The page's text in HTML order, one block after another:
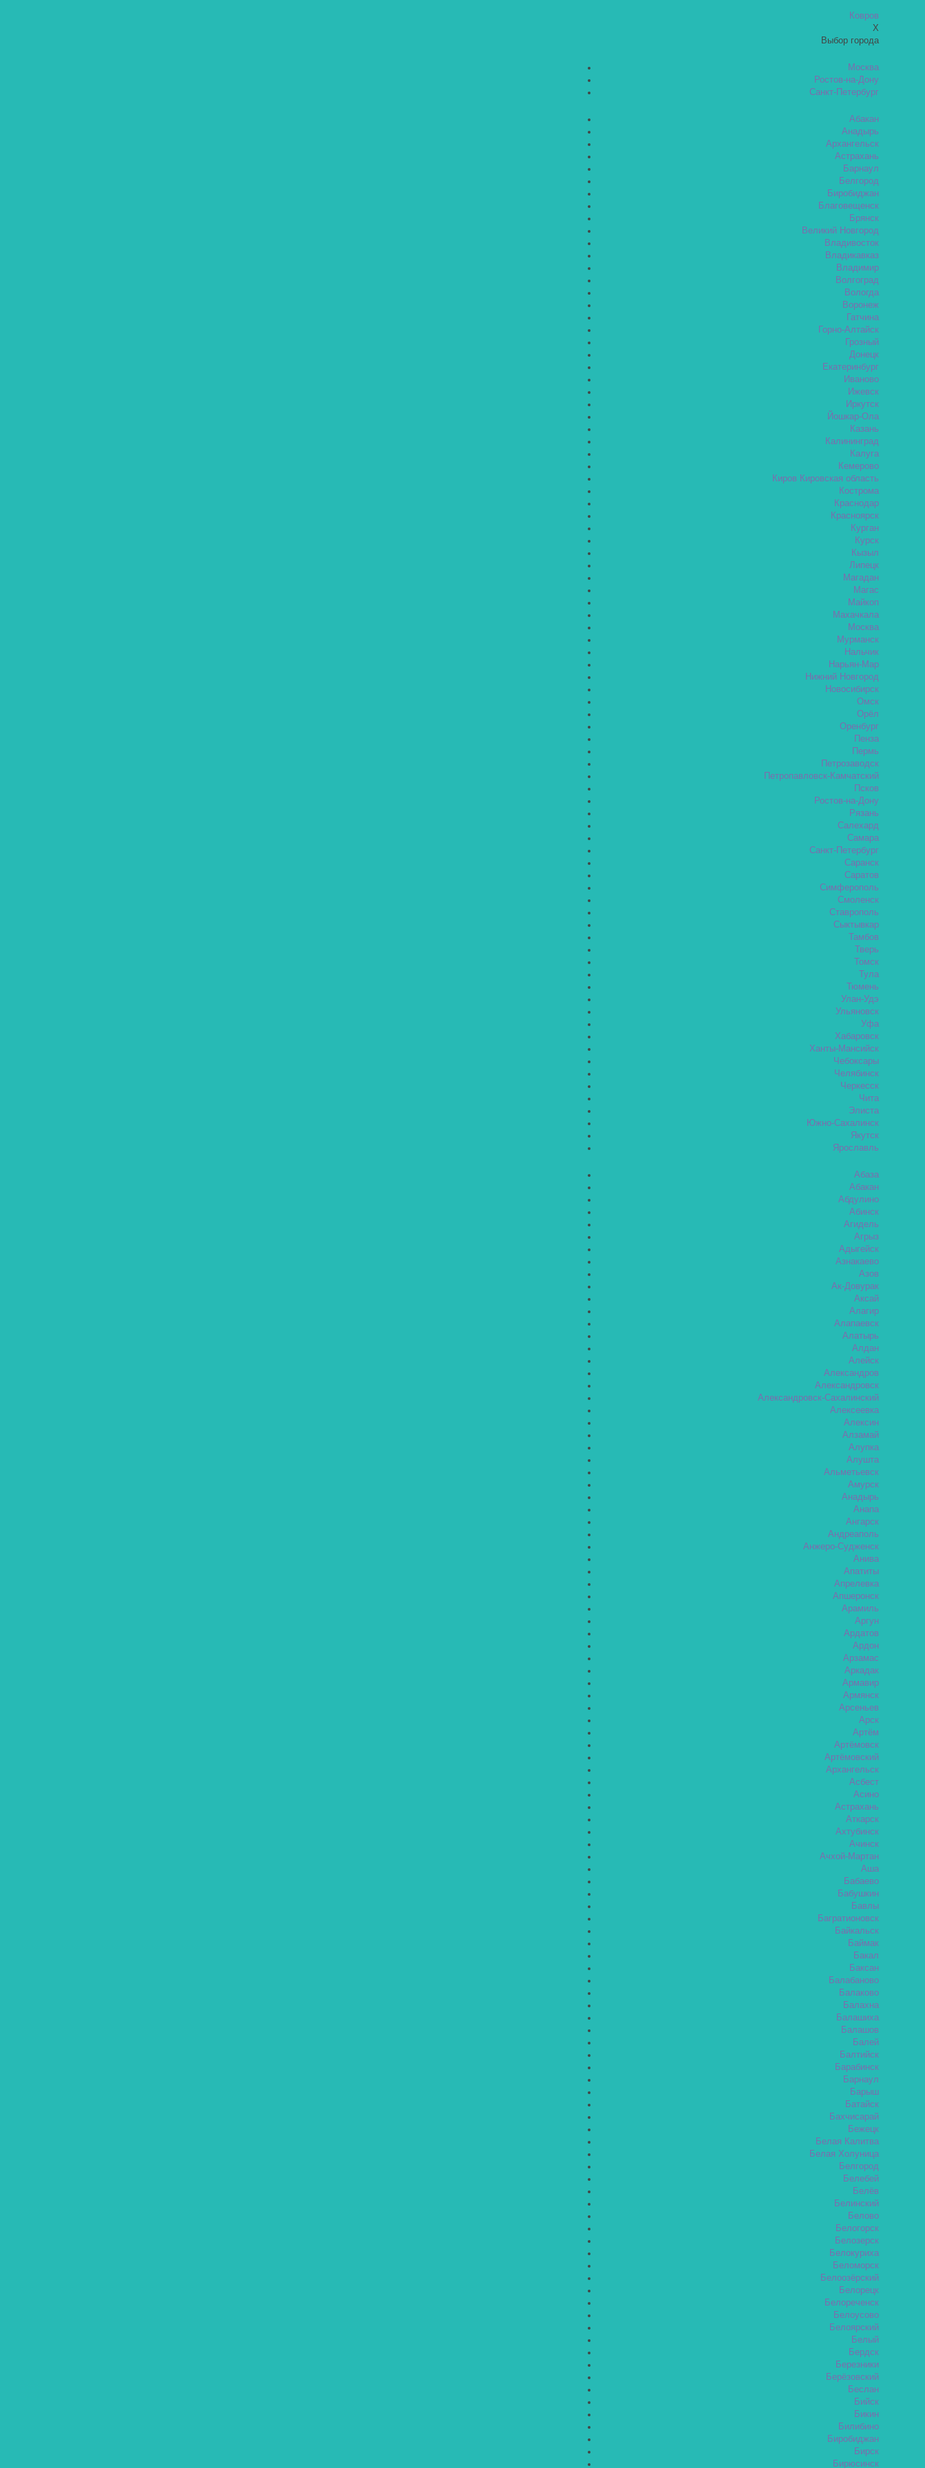
Ковров
X
Выбор города
Москва
Ростов-на-Дону
Санкт-Петербург
Абакан
Анадырь
Архангельск
Астрахань
Барнаул
Белгород
Биробиджан
Благовещенск
Брянск
Великий Новгород
Владивосток
Владикавказ
Владимир
Волгоград
Вологда
Воронеж
Гатчина
Горно-Алтайск
Грозный
Донецк
Екатеринбург
Иваново
Ижевск
Иркутск
Йошкар-Ола
Казань
Калининград
Калуга
Кемерово
Киров Кировская область
Кострома
Краснодар
Красноярск
Курган
Курск
Кызыл
Липецк
Магадан
Магас
Майкоп
Махачкала
Москва
Мурманск
Нальчик
Нарьян-Мар
Нижний Новгород
Новосибирск
Омск
Орёл
Оренбург
Пенза
Пермь
Петрозаводск
Петропавловск-Камчатский
Псков
Ростов-на-Дону
Рязань
Салехард
Самара
Санкт-Петербург
Саранск
Саратов
Симферополь
Смоленск
Ставрополь
Сыктывкар
Тамбов
Тверь
Томск
Тула
Тюмень
Улан-Удэ
Ульяновск
Уфа
Хабаровск
Ханты-Мансийск
Чебоксары
Челябинск
Черкесск
Чита
Элиста
Южно-Сахалинск
Якутск
Ярославль
Абаза
Абакан
Абдулино
Абинск
Агидель
Агрыз
Адыгейск
Азнакаево
Азов
Ак-Довурак
Аксай
Алагир
Алапаевск
Алатырь
Алдан
Алейск
Александров
Александровск
Александровск-Сахалинский
Алексеевка
Алексин
Алзамай
Алупка
Алушта
Альметьевск
Амурск
Анадырь
Анапа
Ангарск
Андреаполь
Анжеро-Судженск
Анива
Апатиты
Апрелевка
Апшеронск
Арамиль
Аргун
Ардатов
Ардон
Арзамас
Аркадак
Армавир
Армянск
Арсеньев
Арск
Артём
Артёмовск
Артёмовский
Архангельск
Асбест
Асино
Астрахань
Аткарск
Ахтубинск
Ачинск
Ачхой-Мартан
Аша
Бабаево
Бабушкин
Бавлы
Багратионовск
Байкальск
Баймак
Бакал
Баксан
Балабаново
Балаково
Балахна
Балашиха
Балашов
Балей
Балтийск
Барабинск
Барнаул
Барыш
Батайск
Бахчисарай
Бежецк
Белая Калитва
Белая Холуница
Белгород
Белебей
Белёв
Белинский
Белово
Белогорск
Белозерск
Белокуриха
Беломорск
Белоозёрский
Белорецк
Белореченск
Белоусово
Белоярский
Белый
Бердск
Березники
Берёзовский
Беслан
Бийск
Бикин
Билибино
Биробиджан
Бирск
Бирюсинск